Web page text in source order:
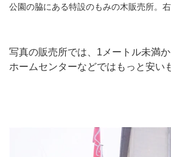
公園の脇にある特設のもみの木販売所。
写真の販売所では、1メートル未満
ホームセンターなどではもっと安い